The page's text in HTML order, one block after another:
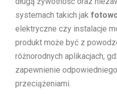
systemach takich jak
elektryczne czy instalacje
produkt może być z
różnorodnych aplikacjach,
zapewnienie
przeciążeniami.